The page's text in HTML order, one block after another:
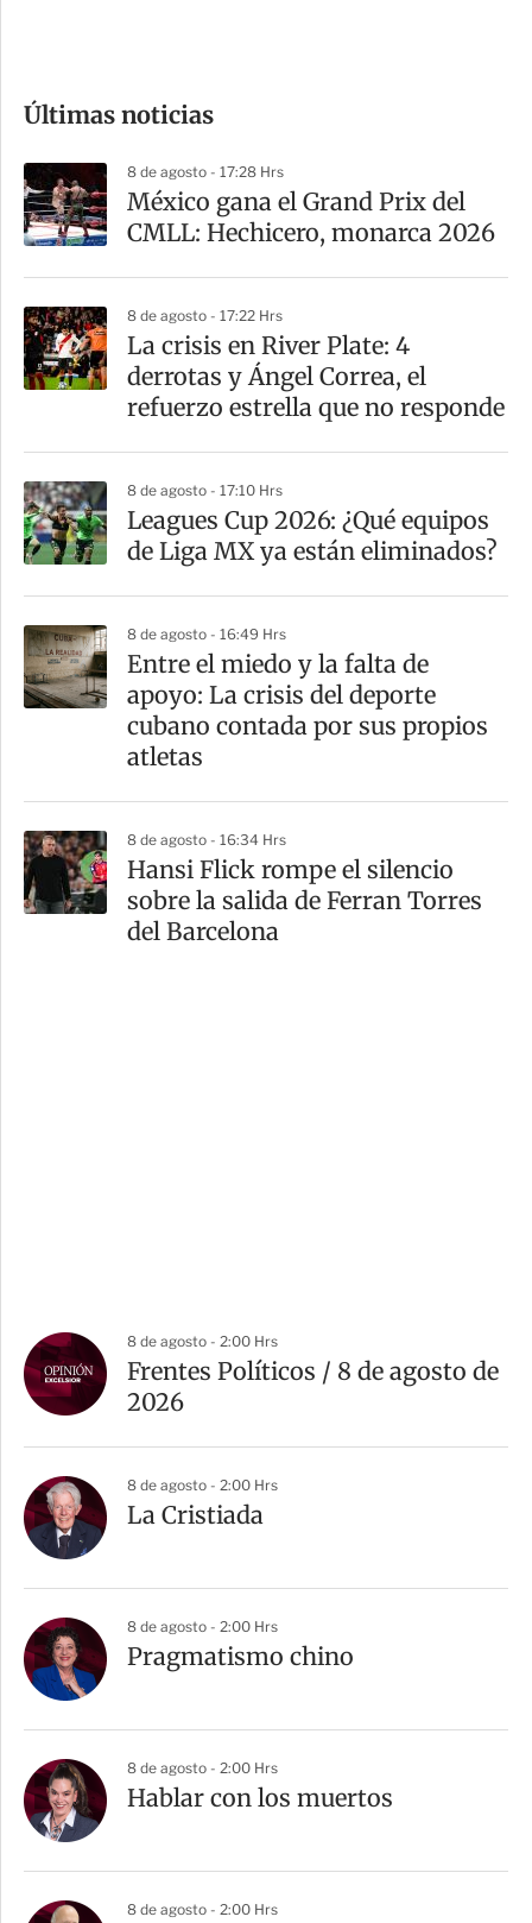
m
a
r
t
r
Últimas noticias
8 de agosto - 17:28 Hrs
México gana el Grand Prix del
CMLL: Hechicero, monarca 2026
8 de agosto - 17:22 Hrs
La crisis en River Plate: 4
derrotas y Ángel Correa, el
refuerzo estrella que no responde
8 de agosto - 17:10 Hrs
Leagues Cup 2026: ¿Qué equipos
de Liga MX ya están eliminados?
8 de agosto - 16:49 Hrs
Entre el miedo y la falta de
apoyo: La crisis del deporte
cubano contada por sus propios
atletas
8 de agosto - 16:34 Hrs
Hansi Flick rompe el silencio
sobre la salida de Ferran Torres
del Barcelona
8 de agosto - 2:00 Hrs
Frentes Políticos / 8 de agosto de
2026
8 de agosto - 2:00 Hrs
La Cristiada
8 de agosto - 2:00 Hrs
Pragmatismo chino
8 de agosto - 2:00 Hrs
Hablar con los muertos
8 de agosto - 2:00 Hrs